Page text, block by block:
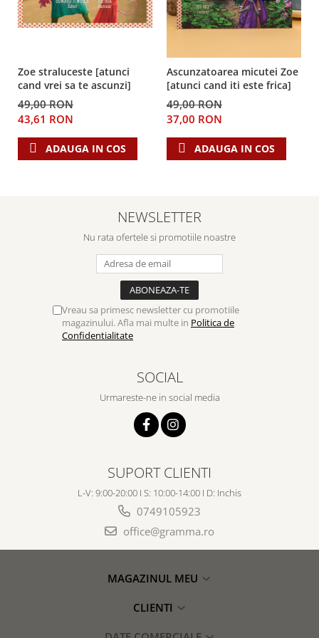
Zoe straluceste [atunci
cand vrei sa te ascunzi]
49,00 RON
43,61 RON
ADAUGA IN COS
Ascunzatoarea micutei Zoe
[atunci cand iti este frica]
49,00 RON
37,00 RON
ADAUGA IN COS
NEWSLETTER
Nu rata ofertele si promotiile noastre
Vreau sa primesc newsletter cu promotiile
magazinului. Afla mai multe in Politica de
Confidentialitate
SOCIAL
Urmareste-ne in social media
SUPORT CLIENTI
L-V: 9:00-20:00 I S: 10:00-14:00 I D: Inchis
0749105923
office@gramma.ro
MAGAZINUL MEU
CLIENTI